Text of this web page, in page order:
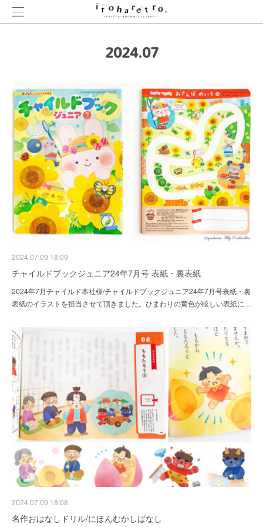
2024.07
2024.07.09 18:09
チャイルドブックジュニア24年7月号 表紙・裏表紙
2024年7月チャイルド本社様/チャイルドブックジュニア24年7月号表紙・裏
表紙のイラストを担当させて頂きました。ひまわりの黄色が眩しい表紙に…
2024.07.09 18:08
名作おはなしドリル/にほんむかしばなし